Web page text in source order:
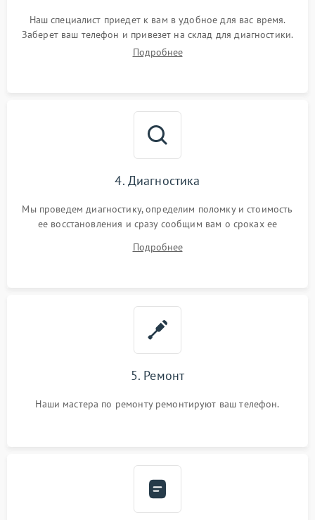
Наш специалист приедет к вам в удобное для вас время.
Заберет ваш телефон и привезет на склад для диагностики.
Подробнее
4. Диагностика
Мы проведем диагностику, определим поломку и стоимость
ее восстановления и сразу сообщим вам о сроках ее
Подробнее
5. Ремонт
Наши мастера по ремонту ремонтируют ваш телефон.